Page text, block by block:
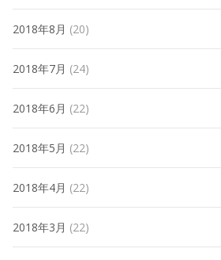
2018年8月 (20)
2018年7月 (24)
2018年6月 (22)
2018年5月 (22)
2018年4月 (22)
2018年3月 (22)